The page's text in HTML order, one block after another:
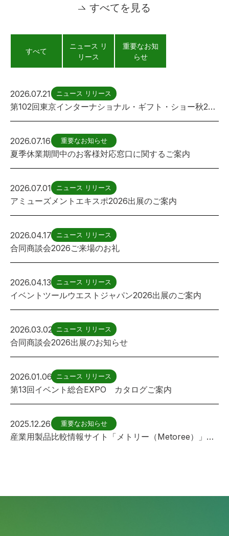
すべてを見る
すべて
ニュース リ
リース
重要なお知
らせ
2026.07.21 ニュース リリース
第102回東京インターナショナル・ギフト・ショー秋2026出展のご案内
2026.07.16 重要なお知らせ
夏季休業期間中のお客様対応窓口に関するご案内
2026.07.01 ニュース リリース
アミューズメントエキスポ2026出展のご案内
2026.04.17 ニュース リリース
合同商談会2026ご来場のお礼
2026.04.13 ニュース リリース
イベントツールウエストジャパン2026出展のご案内
2026.03.02 ニュース リリース
合同商談会2026出展のお知らせ
2026.01.06 ニュース リリース
第13回イベント総合EXPO カタログご案内
2025.12.26 重要なお知らせ
産業用製品比較情報サイト「メトリー（Metoree）」に フェンス(遊具用)が紹介されました。